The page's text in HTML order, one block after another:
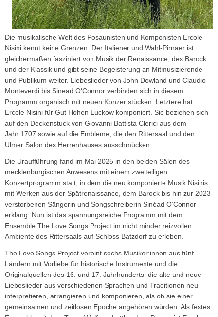
Die musikalische Welt des Posaunisten und Komponisten Ercole
Nisini kennt keine Grenzen: Der Italiener und Wahl-Pirnaer ist
gleichermaßen fasziniert von Musik der Renaissance, des Barock
und der Klassik und gibt seine Begeisterung an Mitmusizierende
und Publikum weiter. Liebeslieder von John Dowland und Claudio
Monteverdi bis Sinead O‘Connor verbinden sich in diesem
Programm organisch mit neuen Konzertstücken. Letztere hat
Ercole Nisini für Gut Hohen Luckow komponiert. Sie beziehen sich
auf den Deckenstuck von Giovanni Battista Clerici aus dem
Jahr 1707 sowie auf die Embleme, die den Rittersaal und den
Ulmer Salon des Herrenhauses ausschmücken.
Die Uraufführung fand im Mai 2025 in den beiden Sälen des
mecklenburgischen Anwesens mit einem zweiteiligen
Konzertprogramm statt, in dem die neu komponierte Musik Nisinis
mit Werken aus der Spätrenaissance, dem Barock bis hin zur 2023
verstorbenen Sängerin und Songschreiberin Sinéad O‘Connor
erklang. Nun ist das spannungsreiche Programm mit dem
Ensemble The Love Songs Project im nicht minder reizvollen
Ambiente des Rittersaals auf Schloss Batzdorf zu erleben.
The Love Songs Project vereint sechs Musiker:innen aus fünf
Ländern mit Vorliebe für historische Instrumente und die
Originalquellen des 16. und 17. Jahrhunderts, die alte und neue
Liebeslieder aus verschiedenen Sprachen und Traditionen neu
interpretieren, arrangieren und komponieren, als ob sie einer
gemeinsamen und zeitlosen Epoche angehören würden. Als festes